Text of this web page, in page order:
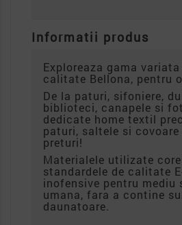
Informatii produs
Exploreaza gama
calitate Bellona, pentru
De la paturi, sifoniere,
biblioteci, canapele si
dedicate home textil
paturi, saltele si covoare
preturi!
Materialele utilizate
standardele de calitate
inofensive pentru mediu
umana, fara a contine
daunatoare.